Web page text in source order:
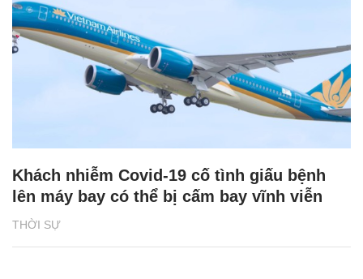
THỜI SỰ
Khách nhiễm Covid-19 cố tình giấu bệnh
lên máy bay có thể bị cấm bay vĩnh viễn